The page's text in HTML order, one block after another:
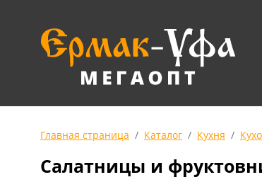
Главная страница Каталог Кухня
Салатницы и